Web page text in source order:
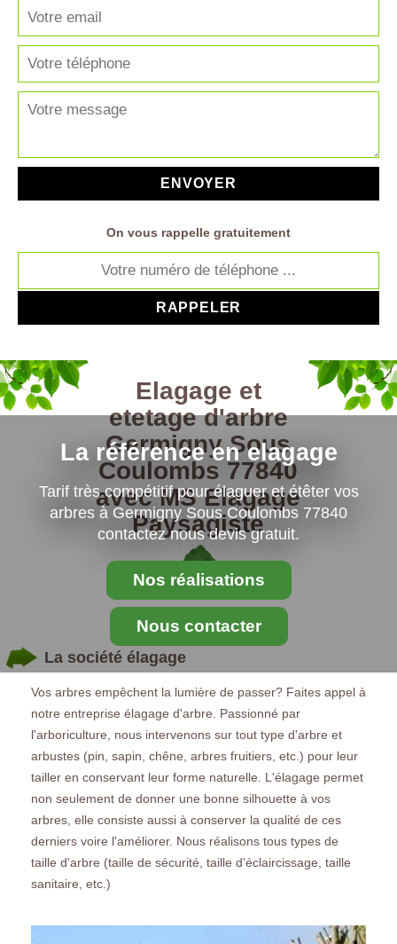
La référence en elagage
Tarif très compétitif pour élaguer et étêter vos
arbres à Germigny Sous Coulombs 77840
contactez nous devis gratuit.
Nos réalisations
Nous contacter
On vous rappelle gratuitement
Elagage et
etetage d'arbre
Germigny Sous
Coulombs 77840
avec MS Elagage
Paysagiste
La société élagage
Vos arbres empêchent la lumière de passer? Faites appel à
notre entreprise élagage d'arbre. Passionné par
l'arboriculture, nous intervenons sur tout type d'arbre et
arbustes (pin, sapin, chêne, arbres fruitiers, etc.) pour leur
tailler en conservant leur forme naturelle. L'élagage permet
non seulement de donner une bonne silhouette à vos
arbres, elle consiste aussi à conserver la qualité de ces
derniers voire l'améliorer. Nous réalisons tous types de
taille d'arbre (taille de sécurité, taille d'éclaircissage, taille
sanitaire, etc.)